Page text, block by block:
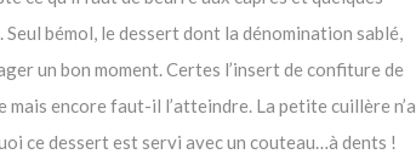
bémol, le dessert dont la dénomination sablé,
un bon moment. Certes l’insert de confiture de
encore faut-il l’atteindre. La petite cuillère n’a
ce dessert est servi avec un couteau…à dents !